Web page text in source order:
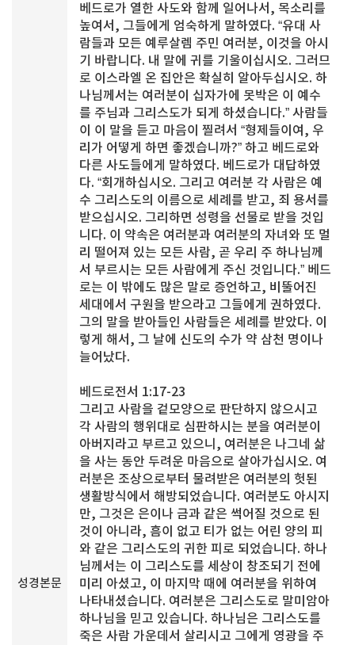
성경본문
베드로가 열한 사도와 함께 일어나서, 목소리를
높여서, 그들에게 엄숙하게 말하였다. “유대 사
람들과 모든 예루살렘 주민 여러분, 이것을 아시
기 바랍니다. 내 말에 귀를 기울이십시오. 그러므
로 이스라엘 온 집안은 확실히 알아두십시오. 하
나님께서는 여러분이 십자가에 못박은 이 예수
를 주님과 그리스도가 되게 하셨습니다.” 사람들
이 이 말을 듣고 마음이 찔려서 “형제들이여, 우
리가 어떻게 하면 좋겠습니까?” 하고 베드로와
다른 사도들에게 말하였다. 베드로가 대답하였
다. “회개하십시오. 그리고 여러분 각 사람은 예
수 그리스도의 이름으로 세례를 받고, 죄 용서를
받으십시오. 그리하면 성령을 선물로 받을 것입
니다. 이 약속은 여러분과 여러분의 자녀와 또 멀
리 떨어져 있는 모든 사람, 곧 우리 주 하나님께
서 부르시는 모든 사람에게 주신 것입니다.” 베드
로는 이 밖에도 많은 말로 증언하고, 비뚤어진
세대에서 구원을 받으라고 그들에게 권하였다.
그의 말을 받아들인 사람들은 세례를 받았다. 이
렇게 해서, 그 날에 신도의 수가 약 삼천 명이나
늘어났다.
베드로전서 1:17-23
그리고 사람을 겉모양으로 판단하지 않으시고
각 사람의 행위대로 심판하시는 분을 여러분이
아버지라고 부르고 있으니, 여러분은 나그네 삶
을 사는 동안 두려운 마음으로 살아가십시오. 여
러분은 조상으로부터 물려받은 여러분의 헛된
생활방식에서 해방되었습니다. 여러분도 아시지
만, 그것은 은이나 금과 같은 썩어질 것으로 된
것이 아니라, 흠이 없고 티가 없는 어린 양의 피
와 같은 그리스도의 귀한 피로 되었습니다. 하나
님께서는 이 그리스도를 세상이 창조되기 전에
미리 아셨고, 이 마지막 때에 여러분을 위하여
나타내셨습니다. 여러분은 그리스도로 말미암아
하나님을 믿고 있습니다. 하나님은 그리스도를
죽은 사람 가운데서 살리시고 그에게 영광을 주